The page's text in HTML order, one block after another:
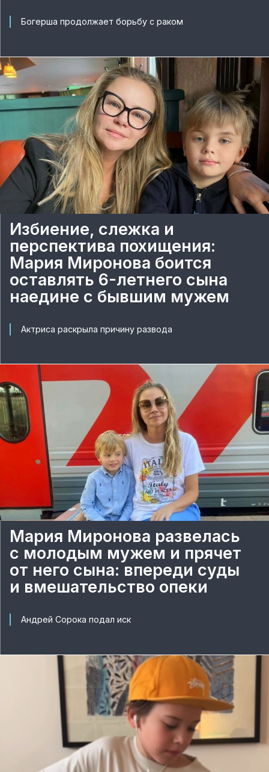
Богерша продолжает борьбу с раком
Избиение, слежка и
перспектива похищения:
Мария Миронова боится
оставлять 6-летнего сына
наедине с бывшим мужем
Актриса раскрыла причину развода
Мария Миронова развелась
с молодым мужем и прячет
от него сына: впереди суды
и вмешательство опеки
Андрей Сорока подал иск